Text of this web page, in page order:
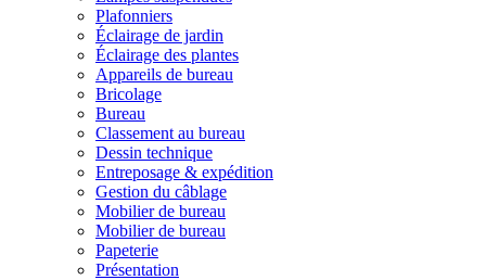
Plafonniers
Éclairage de jardin
Éclairage des plantes
Appareils de bureau
Bricolage
Bureau
Classement au bureau
Dessin technique
Entreposage & expédition
Gestion du câblage
Mobilier de bureau
Mobilier de bureau
Papeterie
Présentation